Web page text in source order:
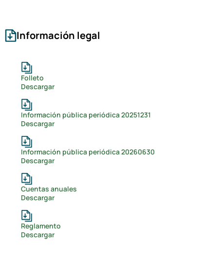
Información legal
Folleto
Descargar
Información pública periódica 20251231
Descargar
Información pública periódica 20260630
Descargar
Cuentas anuales
Descargar
Reglamento
Descargar